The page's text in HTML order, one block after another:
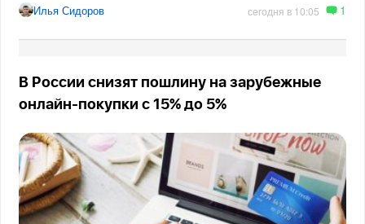
Илья Сидоров сегодня в 10:05 1
В России снизят пошлину на зарубежные
онлайн-покупки с 15% до 5%